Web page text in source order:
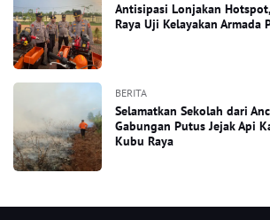
Antisipasi Lonjakan
Raya Uji Kelayakan Armada
BERITA
Selamatkan Sekolah dari
Gabungan Putus Jejak Api
Kubu Raya